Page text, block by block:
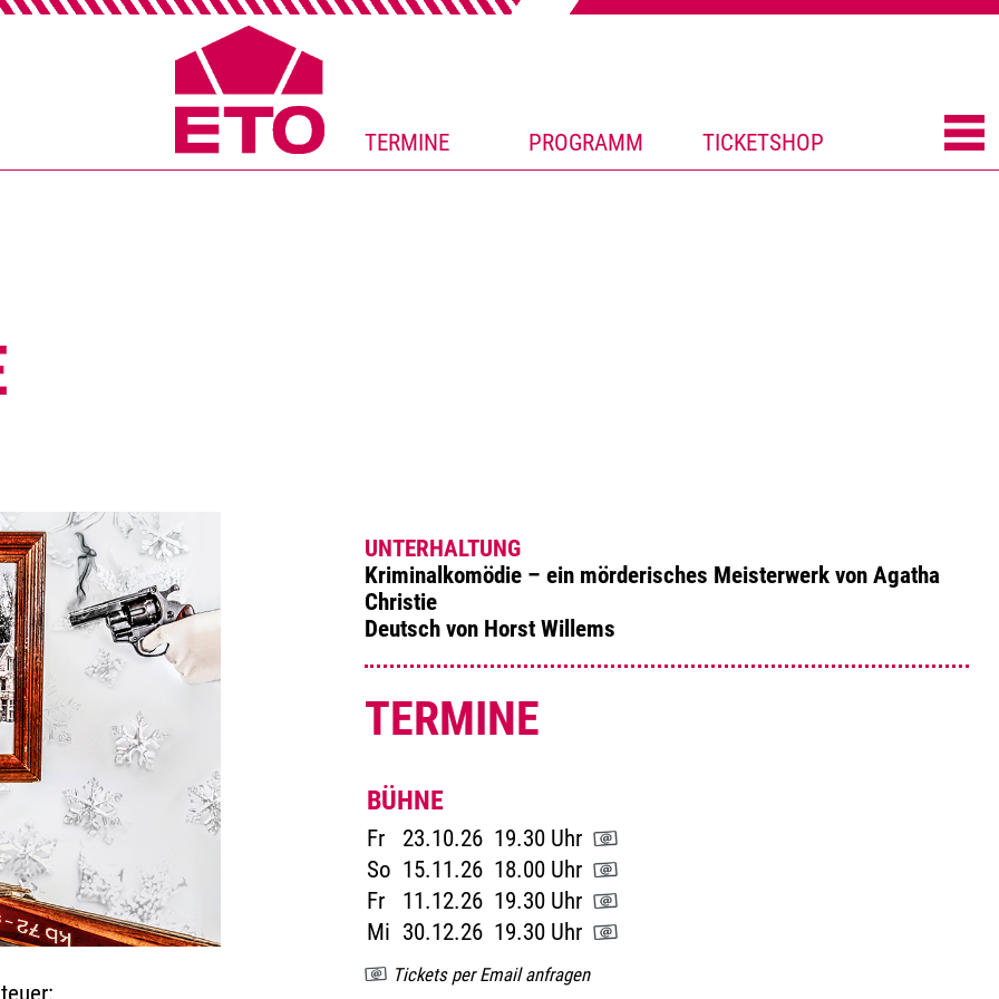
TERMINE PROGRAMM TICKETSHOP
UNTERHALTUNG
Kriminalkomödie – ein mörderisches Meisterwerk von Agatha
Christie
Deutsch von Horst Willems
TERMINE
BÜHNE
Fr 23.10.26 19.30 Uhr
So 15.11.26 18.00 Uhr
Fr
11.12.26 19.30 Uhr
Mi 30.12.26 19.30 Uhr
Tickets per Email anfragen